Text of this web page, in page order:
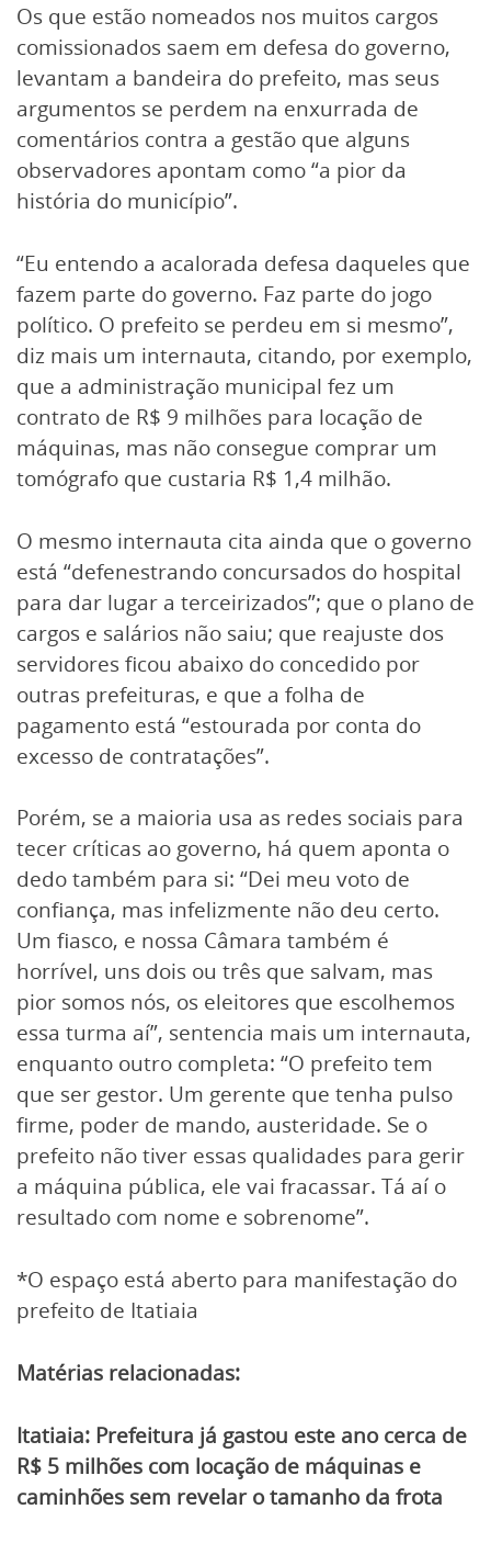
Os que estão nomeados nos muitos cargos
comissionados saem em defesa do governo,
levantam a bandeira do prefeito, mas seus
argumentos se perdem na enxurrada de
comentários contra a gestão que alguns
observadores apontam como “a pior da
história do município”.
“Eu entendo a acalorada defesa daqueles que
fazem parte do governo. Faz parte do jogo
político. O prefeito se perdeu em si mesmo”,
diz mais um internauta, citando, por exemplo,
que a administração municipal fez um
contrato de R$ 9 milhões para locação de
máquinas, mas não consegue comprar um
tomógrafo que custaria R$ 1,4 milhão.
O mesmo internauta cita ainda que o governo
está “defenestrando concursados do hospital
para dar lugar a terceirizados”; que o plano de
cargos e salários não saiu; que reajuste dos
servidores ficou abaixo do concedido por
outras prefeituras, e que a folha de
pagamento está “estourada por conta do
excesso de contratações”.
Porém, se a maioria usa as redes sociais para
tecer críticas ao governo, há quem aponta o
dedo também para si: “Dei meu voto de
confiança, mas infelizmente não deu certo.
Um fiasco, e nossa Câmara também é
horrível, uns dois ou três que salvam, mas
pior somos nós, os eleitores que escolhemos
essa turma aí”, sentencia mais um internauta,
enquanto outro completa: “O prefeito tem
que ser gestor. Um gerente que tenha pulso
firme, poder de mando, austeridade. Se o
prefeito não tiver essas qualidades para gerir
a máquina pública, ele vai fracassar. Tá aí o
resultado com nome e sobrenome”.
*O espaço está aberto para manifestação do
prefeito de Itatiaia
Matérias relacionadas:
Itatiaia: Prefeitura já gastou este ano cerca de
R$ 5 milhões com locação de máquinas e
caminhões sem revelar o tamanho da frota